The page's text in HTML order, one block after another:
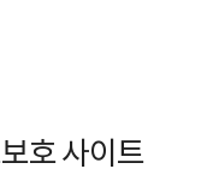
호 사이트